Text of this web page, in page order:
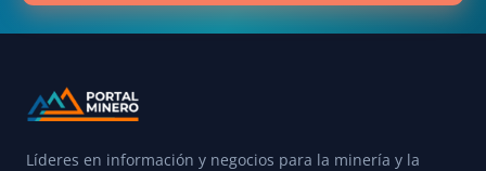
Líderes en información y negocios para la minería y la